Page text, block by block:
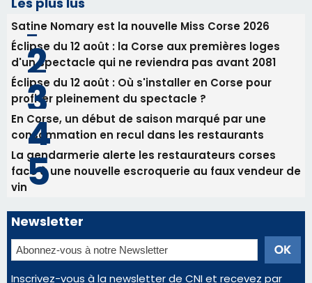
face à une nouvelle escroquerie au faux vendeur de
vin
Newsletter
Inscrivez-vous à la newsletter de CNI et recevez par
email les infos les plus importantes et une sélection de
nos meilleurs articles
Régie publicitaire